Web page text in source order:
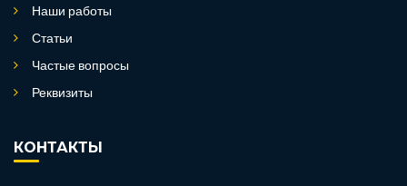
Наши работы
Статьи
Частые вопросы
Реквизиты
КОНТАКТЫ